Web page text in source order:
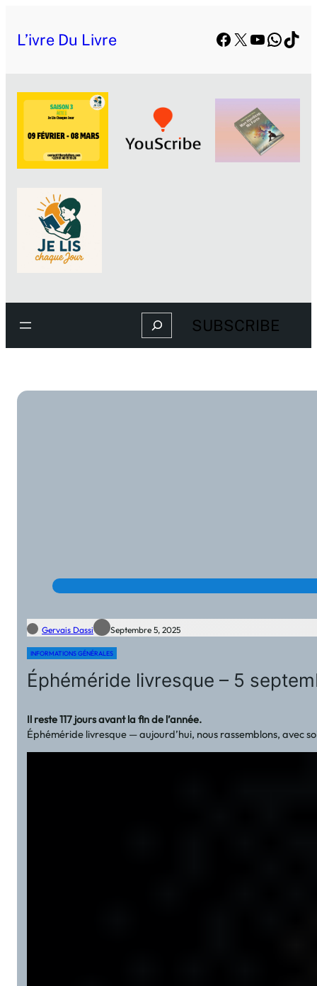
L’ivre Du Livre Facebook
X YouTube
Search SUBSCRIBE
Gervais Dassi Septembre 5, 2025
INFORMATIONS GÉNÉRALES
Éphéméride livresque – 5
Il reste 117 jours avant la fin de l’année.
Éphéméride livresque — aujourd’hui, nous rassemblons, avec